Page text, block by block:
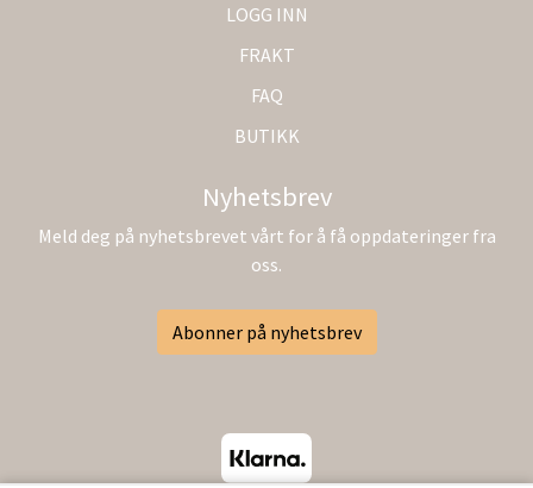
LOGG INN
FRAKT
FAQ
BUTIKK
Nyhetsbrev
Meld deg på nyhetsbrevet vårt for å få oppdateringer fra
oss.
Abonner på nyhetsbrev